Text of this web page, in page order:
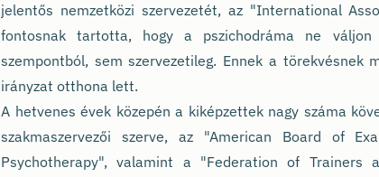
jelentős nemzetközi szervezetét, az "International
fontosnak tartotta, hogy a pszichodráma ne váljon
szempontból, sem szervezetileg. Ennek a törekvésnek
irányzat otthona lett.
A hetvenes évek közepén a kiképzettek nagy száma
szakmaszervezői szerve, az "American Board of
Psychotherapy", valamint a "Federation of Trainers